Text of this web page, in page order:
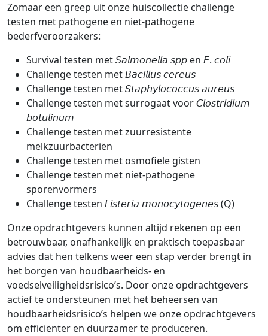
Zomaar een greep uit onze huiscollectie challenge
testen met pathogene en niet-pathogene
bederfveroorzakers:
Survival testen met 𝘚𝘢𝘭𝘮𝘰𝘯𝘦𝘭𝘭𝘢 𝘴𝘱𝘱 en 𝘌. 𝘤𝘰𝘭𝘪
Challenge testen met 𝘉𝘢𝘤𝘪𝘭𝘭𝘶𝘴 𝘤𝘦𝘳𝘦𝘶𝘴
Challenge testen met 𝘚𝘵𝘢𝘱𝘩𝘺𝘭𝘰𝘤𝘰𝘤𝘤𝘶𝘴 𝘢𝘶𝘳𝘦𝘶𝘴
Challenge testen met surrogaat voor 𝘊𝘭𝘰𝘴𝘵𝘳𝘪𝘥𝘪𝘶𝘮
𝘣𝘰𝘵𝘶𝘭𝘪𝘯𝘶𝘮
Challenge testen met zuurresistente
melkzuurbacteriën
Challenge testen met osmofiele gisten
Challenge testen met niet-pathogene
sporenvormers
Challenge testen 𝘓𝘪𝘴𝘵𝘦𝘳𝘪𝘢 𝘮𝘰𝘯𝘰𝘤𝘺𝘵𝘰𝘨𝘦𝘯𝘦𝘴 (Q)
Onze opdrachtgevers kunnen altijd rekenen op een
betrouwbaar, onafhankelijk en praktisch toepasbaar
advies dat hen telkens weer een stap verder brengt in
het borgen van houdbaarheids- en
voedselveiligheidsrisico’s. Door onze opdrachtgevers
actief te ondersteunen met het beheersen van
houdbaarheidsrisico’s helpen we onze opdrachtgevers
om efficiënter en duurzamer te produceren.